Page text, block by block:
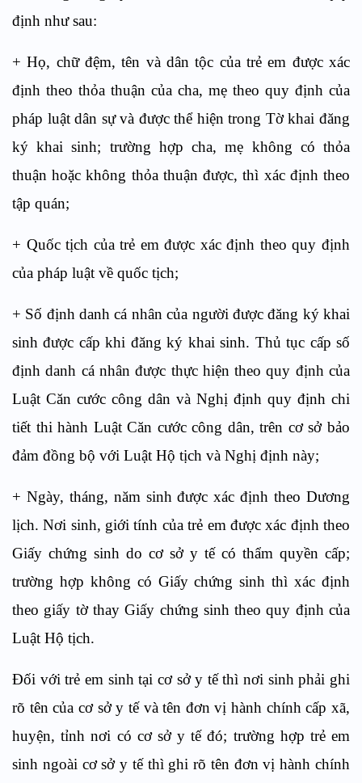
định như sau:
+ Họ, chữ đệm, tên và dân tộc của trẻ em được xác
định theo thỏa thuận của cha, mẹ theo quy định của
pháp luậtdân sự và được thể hiện trong Tờ khai đăng
ký khai sinh; trường hợp cha, mẹ không có thỏa
thuận hoặc không thỏa thuận được, thì xác định theo
tập quán;
+ Quốc tịch của trẻ em được xác định theoquy định
của pháp luật về quốc tịch;
+ Số định danh cá nhân của người được đăng ký khai
sinh được cấp khi đăng ký khai sinh. Thủ tục cấp số
định danh cá nhân được thực hiện theo quy định của
Luật Căn cước công dân và Nghị định quy định chi
tiết thi hành Luật Căn cước công dân, trên cơ sở bảo
đảm đồng bộ với Luật Hộ tịch và Nghị định này;
+ Ngày, tháng, năm sinh được xác định theo Dương
lịch. Nơi sinh, giới tính của trẻ em được xác định theo
Giấy chứng sinh do cơ sở y tế có thẩm quyền cấp;
trường hợp không có Giấy chứng sinh thì xác định
theo giấy tờ thay Giấy chứng sinh theo quy định của
Luật Hộ tịch.
Đối với trẻ em sinh tại cơ sở y tế thì nơi sinh phải ghi
rõ tên của cơ sở y tế và tên đơn vị hành chính cấp xã,
huyện, tỉnh nơi có cơ sở y tế đó; trường hợp trẻ em
sinh ngoài cơ sở y tế thì ghi rõ tên đơn vị hành chính